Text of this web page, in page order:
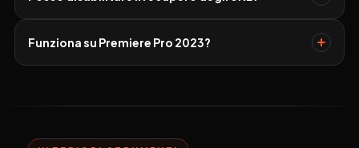
Funziona su Premiere Pro 2023?